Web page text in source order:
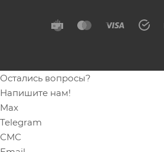
Остались вопросы?
Напишите нам!
Max
Telegram
СМС